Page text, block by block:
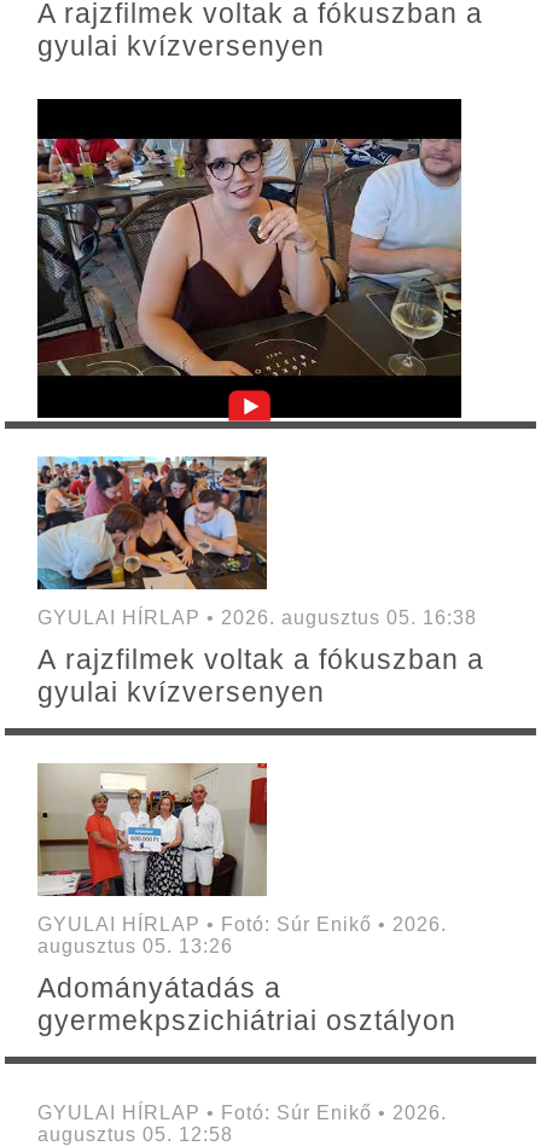
A rajzfilmek voltak a fókuszban a
gyulai kvízversenyen
GYULAI HÍRLAP • 2026. augusztus 05. 16:38
A rajzfilmek voltak a fókuszban a
gyulai kvízversenyen
GYULAI HÍRLAP • Fotó: Súr Enikő • 2026.
augusztus 05. 13:26
Adományátadás a
gyermekpszichiátriai osztályon
GYULAI HÍRLAP • Fotó: Súr Enikő • 2026.
augusztus 05. 12:58